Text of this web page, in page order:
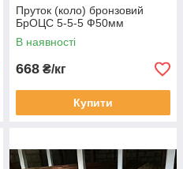
Пруток (коло) бронзовий
БрОЦС 5-5-5 Ф50мм
В наявності
668 ₴/кг
Купити